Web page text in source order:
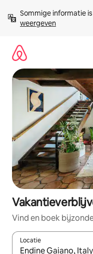
direct
naar
Sommige informatie
weergeven
Vind en boek
Locatie
Wanneer er